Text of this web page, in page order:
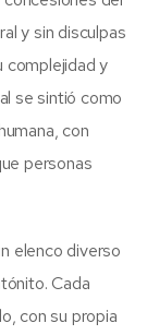
y sin disculpas
complejidad y
se sintió como
con
personas
elenco diverso
Cada
con su propia